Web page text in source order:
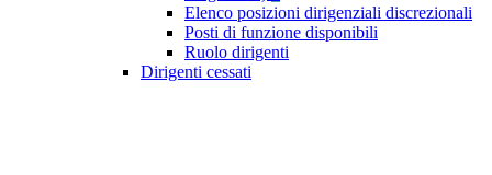
Elenco posizioni dirigenziali discrezionali
Posti di funzione disponibili
Ruolo dirigenti
Dirigenti cessati